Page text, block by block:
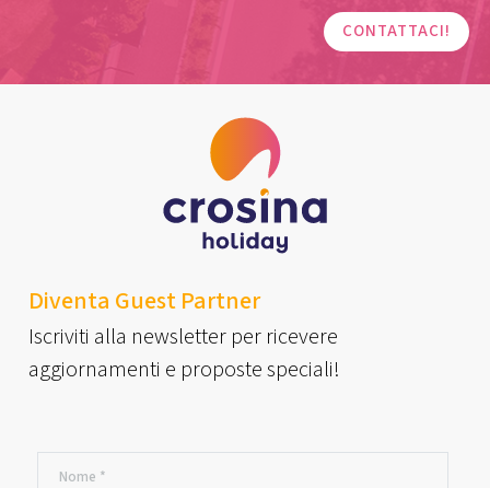
CONTATTACI!
Diventa Guest Partner
Iscriviti alla newsletter per ricevere
aggiornamenti e proposte speciali!